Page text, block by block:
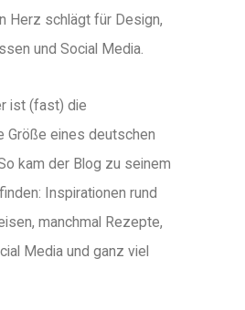
Herz schlägt für Design,
und Social Media.
ist (fast) die
Größe eines deutschen
kam der Blog zu seinem
Inspirationen rund
manchmal Rezepte,
Media und ganz viel